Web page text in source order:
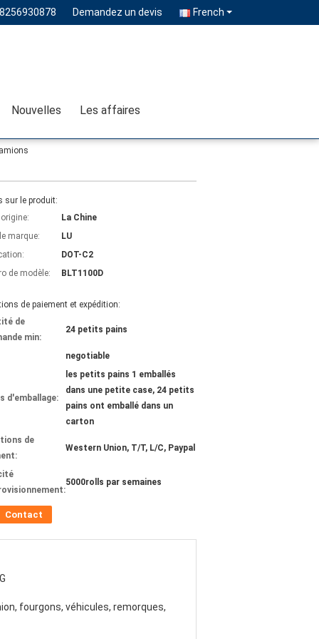
Demandez un devis French
Nouvelles Les affaires
sur le produit:
La Chine
marque:
LU
DOT-C2
de modèle:
BLT1100D
de paiement et expédition:
de
min:
24 petits pains
negotiable
d'emballage:
les petits pains 1 emballés
dans une petite case, 24 petits
pains ont emballé dans un
carton
de
Western Union, T/T, L/C, Paypal
5000rolls par semaines
Contact
fourgons, véhicules, remorques,